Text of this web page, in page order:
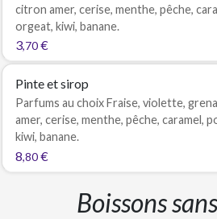
citron amer, cerise, menthe, pêche,
orgeat, kiwi, banane.
3,70 €
Pinte et sirop
Parfums au choix Fraise, violette,
amer, cerise, menthe, pêche, caramel,
kiwi, banane.
8,80 €
Boissons